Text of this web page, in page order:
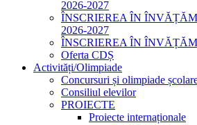
2026-2027
ÎNSCRIEREA ÎN
2026-2027
ÎNSCRIEREA ÎN
Oferta CDȘ
Activități/Olimpiade
Concursuri și olimpiade
Consiliul elevilor
PROIECTE
Proiecte internaționale